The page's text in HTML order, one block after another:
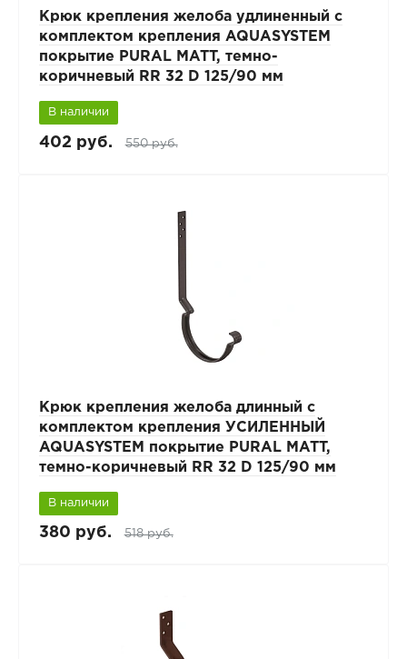
Крюк крепления желоба удлиненный с
комплектом крепления AQUASYSTEM
покрытие PURAL MATT, темно-
коричневый RR 32 D 125/90 мм
В наличии
402 руб. 550 руб.
Крюк крепления желоба длинный с
комплектом крепления УСИЛЕННЫЙ
AQUASYSTEM покрытие PURAL MATT,
темно-коричневый RR 32 D 125/90 мм
В наличии
380 руб. 518 руб.